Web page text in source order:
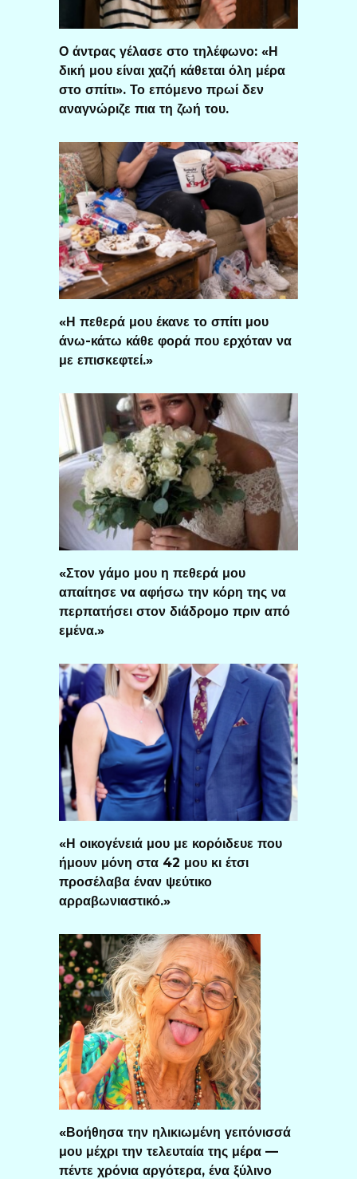
Ο άντρας γέλασε στο τηλέφωνο: «Η
δική μου είναι χαζή κάθεται όλη μέρα
στο σπίτι». Το επόμενο πρωί δεν
αναγνώριζε πια τη ζωή του.
«Η πεθερά μου έκανε το σπίτι μου
άνω-κάτω κάθε φορά που ερχόταν να
με επισκεφτεί.»
«Στον γάμο μου η πεθερά μου
απαίτησε να αφήσω την κόρη της να
περπατήσει στον διάδρομο πριν από
εμένα.»
«Η οικογένειά μου με κορόιδευε που
ήμουν μόνη στα 42 μου κι έτσι
προσέλαβα έναν ψεύτικο
αρραβωνιαστικό.»
«Βοήθησα την ηλικιωμένη γειτόνισσά
μου μέχρι την τελευταία της μέρα —
πέντε χρόνια αργότερα, ένα ξύλινο